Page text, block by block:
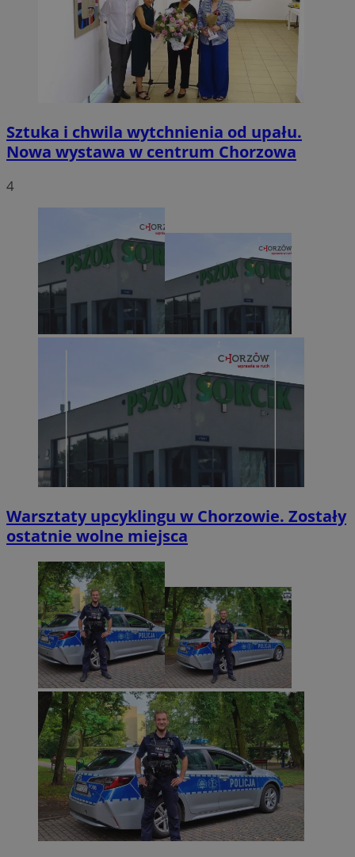
Sztuka i chwila wytchnienia od upału.
Nowa wystawa w centrum Chorzowa
4
Warsztaty upcyklingu w Chorzowie. Zostały
ostatnie wolne miejsca